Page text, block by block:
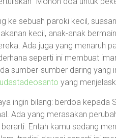
ke sebuah paroki kecil,
kecil, anak-anak
Ada juga yang menaruh
seperti ini membuat
sumber-sumber daring
yang
ingin bilang: berdoa kepada
Ada yang merasakan
Entah kamu sedang